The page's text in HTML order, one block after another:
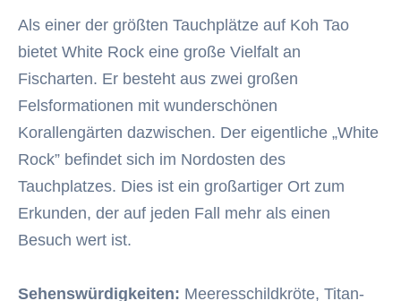
Als einer der größten Tauchplätze auf Koh Tao
bietet White Rock eine große Vielfalt an
Fischarten. Er besteht aus zwei großen
Felsformationen mit wunderschönen
Korallengärten dazwischen. Der eigentliche „White
Rock” befindet sich im Nordosten des
Tauchplatzes. Dies ist ein großartiger Ort zum
Erkunden, der auf jeden Fall mehr als einen
Besuch wert ist.
Sehenswürdigkeiten: Meeresschildkröte, Titan-